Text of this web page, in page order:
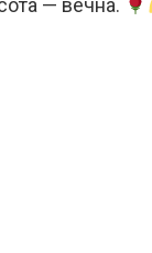
— вечна.